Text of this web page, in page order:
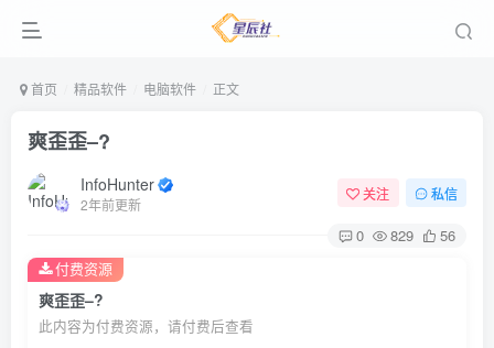
首页 精品软件 电脑软件 正文
爽歪歪–?
InfoHunter
2年前更新
关注 私信
0 829 56
爽歪歪–?
此内容为付费资源，请付费后查看
付费资源